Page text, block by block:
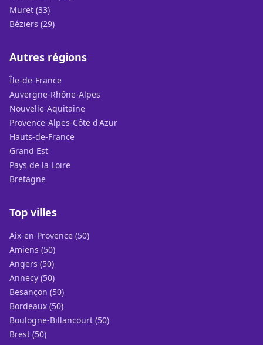
Muret (33)
Béziers (29)
Autres régions
Île-de-France
Auvergne-Rhône-Alpes
Nouvelle-Aquitaine
Provence-Alpes-Côte d'Azur
Hauts-de-France
Grand Est
Pays de la Loire
Bretagne
Top villes
Aix-en-Provence (50)
Amiens (50)
Angers (50)
Annecy (50)
Besançon (50)
Bordeaux (50)
Boulogne-Billancourt (50)
Brest (50)